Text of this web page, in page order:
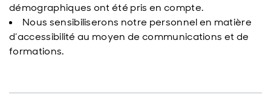
démographiques ont été pris en compte.
Nous sensibiliserons notre personnel en matière
d’accessibilité au moyen de communications et de
formations.